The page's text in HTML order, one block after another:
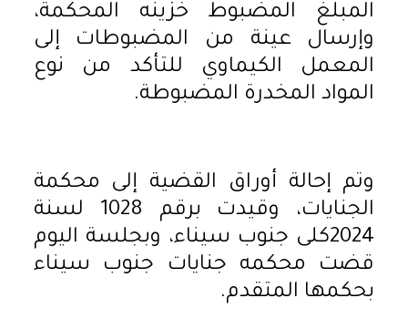
المبلغ المضبوط خزينه المحكمة،
وإرسال عينة من المضبوطات إلى
المعمل الكيماوي للتأكد من نوع
المواد المخدرة المضبوطة.
وتم إحالة أوراق القضية إلى محكمة
الجنايات، وقيدت برقم 1028 لسنة
2024كلى جنوب سيناء، وبجلسة اليوم
قضت محكمه جنايات جنوب سيناء
بحكمها المتقدم.